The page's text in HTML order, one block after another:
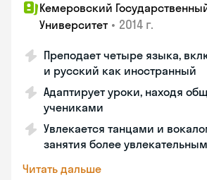
Кемеровский
Университет • 2014 г.
Преподает четыре языка,
и русский как иностранный
Адаптирует уроки, находя
учениками
Увлекается танцами и
занятия более
Читать дальше